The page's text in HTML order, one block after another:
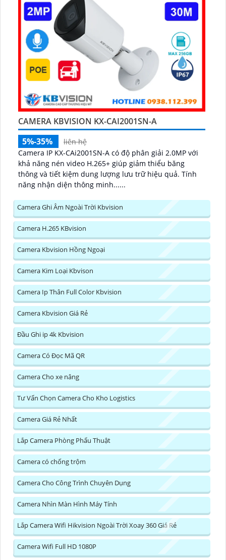
CAMERA KBVISION KX-CAI2001SN-A
5%-35%
liên hệ
Camera IP KX-CAi2001SN-A có độ phân giải 2.0MP với
khả năng nén video H.265+ giúp giảm thiểu băng
thông và tiết kiệm dung lượng lưu trữ hiệu quả. Tính
năng nhận diện thông minh......
Camera Ghi Âm Ngoài Trời Kbvision
Camera H.265 KBvision
Camera Kbvision Hồng Ngoại
Camera Kim Loại Kbvison
Camera Ip Thân Full Color Kbvision
Camera Kbvision Giá Rẻ
Đầu Ghi ip 4k Kbvision
Camera Có Đọc Mã QR
Camera Cho xe nâng
Tư Vấn Chọn Camera Cho Kho Logistics
Camera Giá Rẻ Nhất
Lắp Camera Phòng Phẩu Thuật
Camera có chống trộm
Camera Cho Công Trình Chuyên Dụng
Camera Nhìn Màn Hình Máy Tính
Lắp Camera Wifi Hikvision Ngoài Trời Xoay 360 Giá Rẻ
Camera Wifi Full HD 1080P